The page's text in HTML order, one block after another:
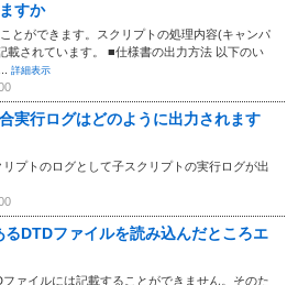
すか
とができます。スクリプトの処理内容(キャンパ
載されています。 ■仕様書の出力方法 以下のい
詳細表示
実行ログはどのように出力されます
プトのログとして子スクリプトの実行ログが出
DTDファイルを読み込んだところエ
ァイルには記載することができません。そのた